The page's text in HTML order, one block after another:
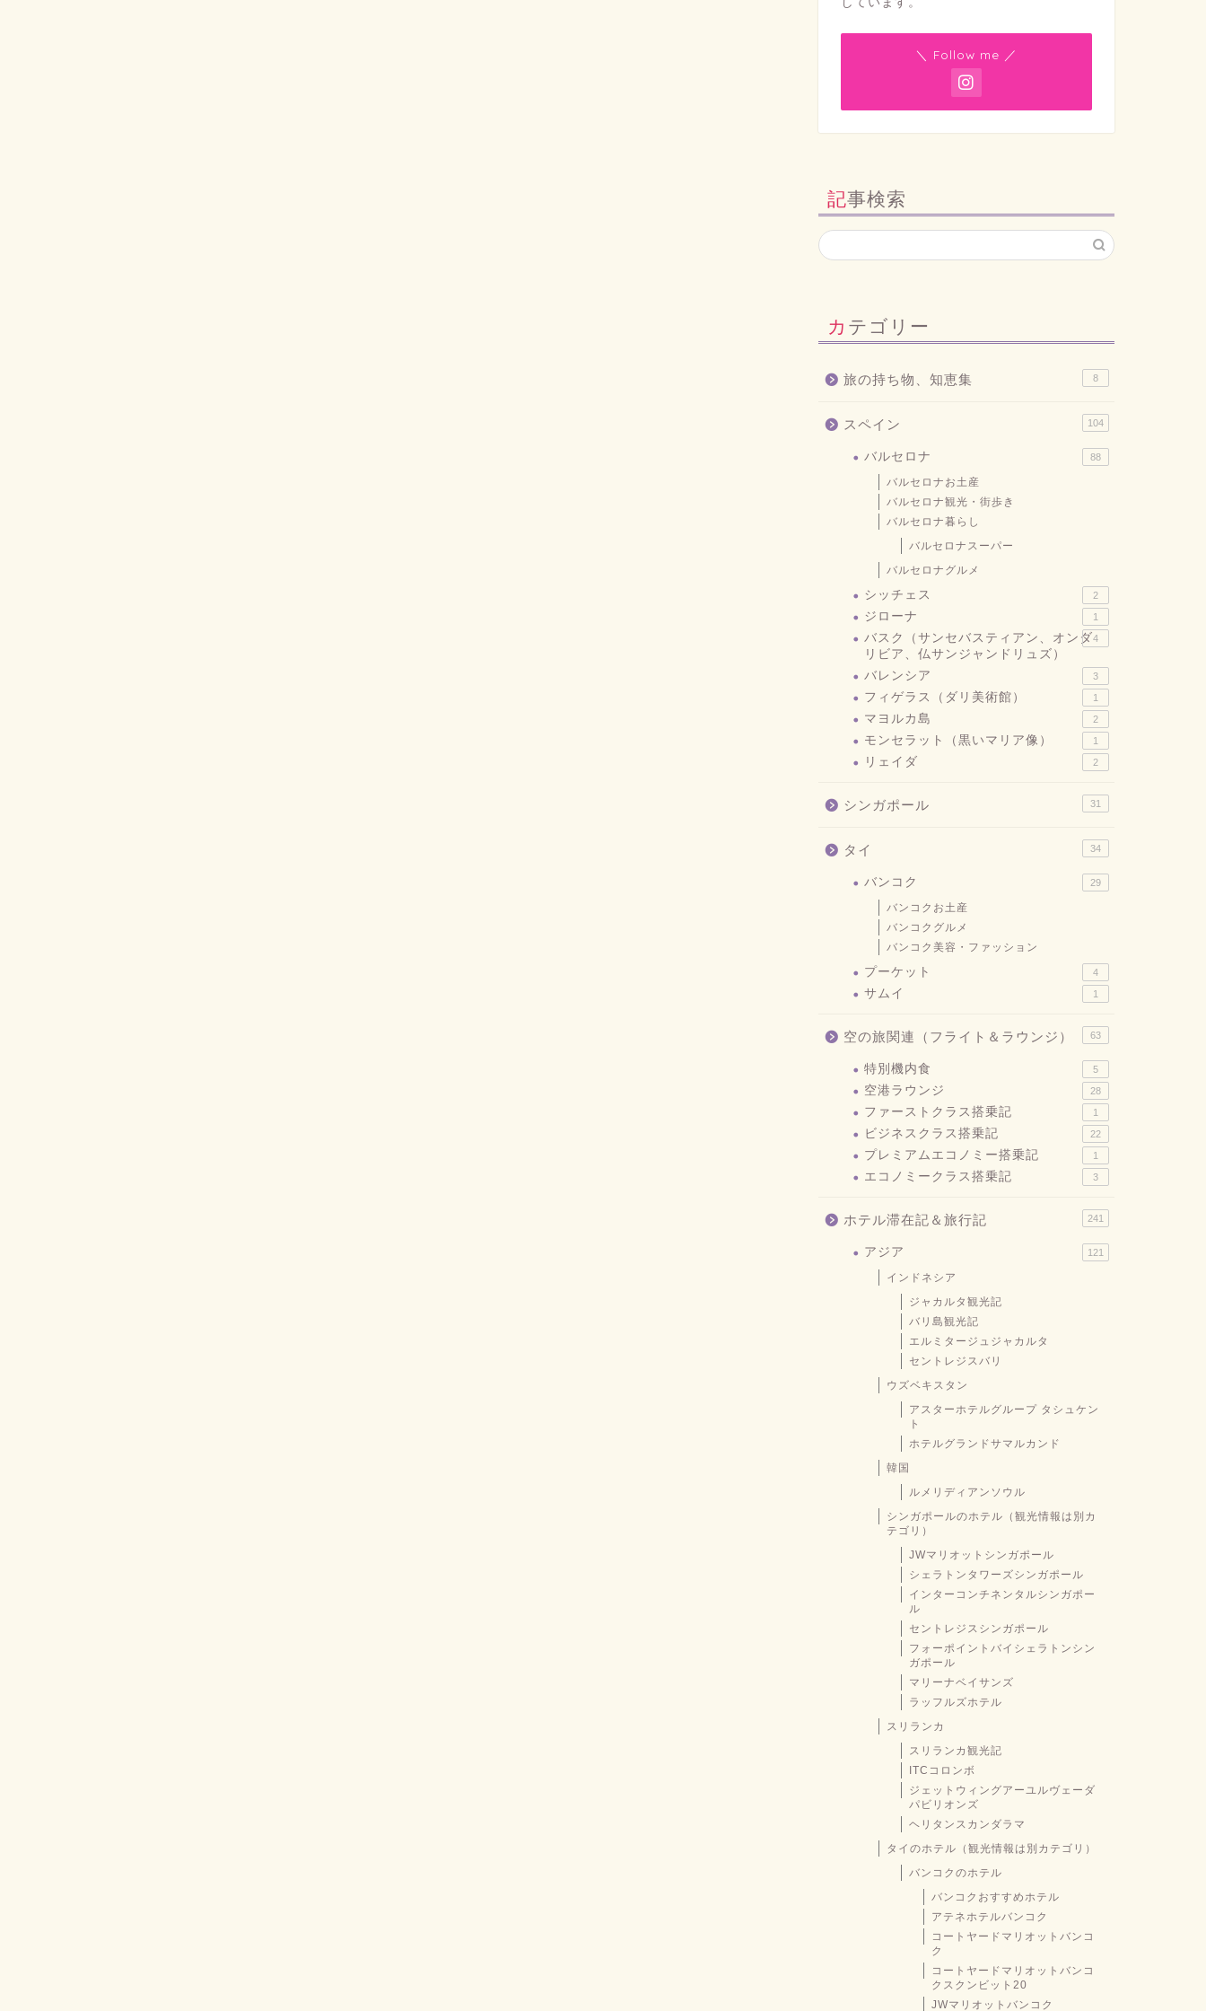
＼ Follow me ／
記事検索
カテゴリー
旅の持ち物、知恵集 8
スペイン 104
バルセロナ 88
バルセロナお土産
バルセロナ観光・街歩き
バルセロナ暮らし
バルセロナスーパー
バルセロナグルメ
シッチェス 2
ジローナ 1
バスク（サンセバスティアン、オンダ
リビア、仏サンジャンドリュズ）
4
バレンシア 3
フィゲラス（ダリ美術館） 1
マヨルカ島 2
モンセラット（黒いマリア像） 1
リェイダ 2
シンガポール 31
タイ 34
バンコク 29
バンコクお土産
バンコクグルメ
バンコク美容・ファッション
プーケット 4
サムイ 1
空の旅関連（フライト＆ラウンジ） 63
特別機内食 5
空港ラウンジ 28
ファーストクラス搭乗記 1
ビジネスクラス搭乗記 22
プレミアムエコノミー搭乗記 1
エコノミークラス搭乗記 3
ホテル滞在記＆旅行記 241
アジア 121
インドネシア
ジャカルタ観光記
バリ島観光記
エルミタージュジャカルタ
セントレジスバリ
ウズベキスタン
アスターホテルグループ タシュケン
ト
ホテルグランドサマルカンド
韓国
ルメリディアンソウル
シンガポールのホテル（観光情報は別カ
テゴリ）
JWマリオットシンガポール
シェラトンタワーズシンガポール
インターコンチネンタルシンガポー
ル
セントレジスシンガポール
フォーポイントバイシェラトンシン
ガポール
マリーナベイサンズ
ラッフルズホテル
スリランカ
スリランカ観光記
ITCコロンボ
ジェットウィングアーユルヴェーダ
パビリオンズ
ヘリタンスカンダラマ
タイのホテル（観光情報は別カテゴリ）
バンコクのホテル
バンコクおすすめホテル
アテネホテルバンコク
コートヤードマリオットバンコ
ク
コートヤードマリオットバンコ
クスクンビット20
JWマリオットバンコク